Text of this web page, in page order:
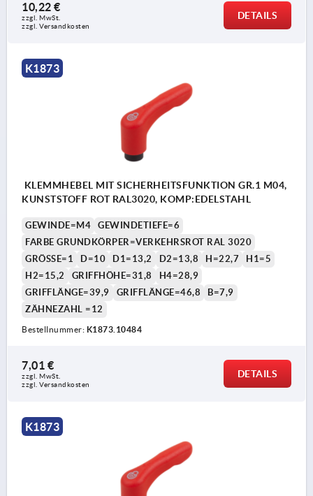
10,22 €
zzgl. MwSt.
zzgl. Versandkosten
DETAILS
K1873
KLEMMHEBEL MIT SICHERHEITSFUNKTION GR.1 M04,
KUNSTSTOFF ROT RAL3020, KOMP:EDELSTAHL
GEWINDE=M4
GEWINDETIEFE=6
FARBE GRUNDKÖRPER=VERKEHRSROT RAL 3020
GRÖSSE=1
D=10 D1=13,2 D2=13,8 H=22,7
H1=5
H2=15,2
GRIFFHÖHE=31,8
H4=28,9
GRIFFLÄNGE=39,9
GRIFFLÄNGE=46,8
B=7,9
ZÄHNEZAHL =12
Bestellnummer: K1873.10484
7,01 €
zzgl. MwSt.
zzgl. Versandkosten
DETAILS
K1873